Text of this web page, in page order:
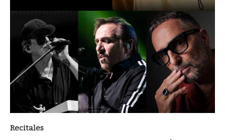
Recitales